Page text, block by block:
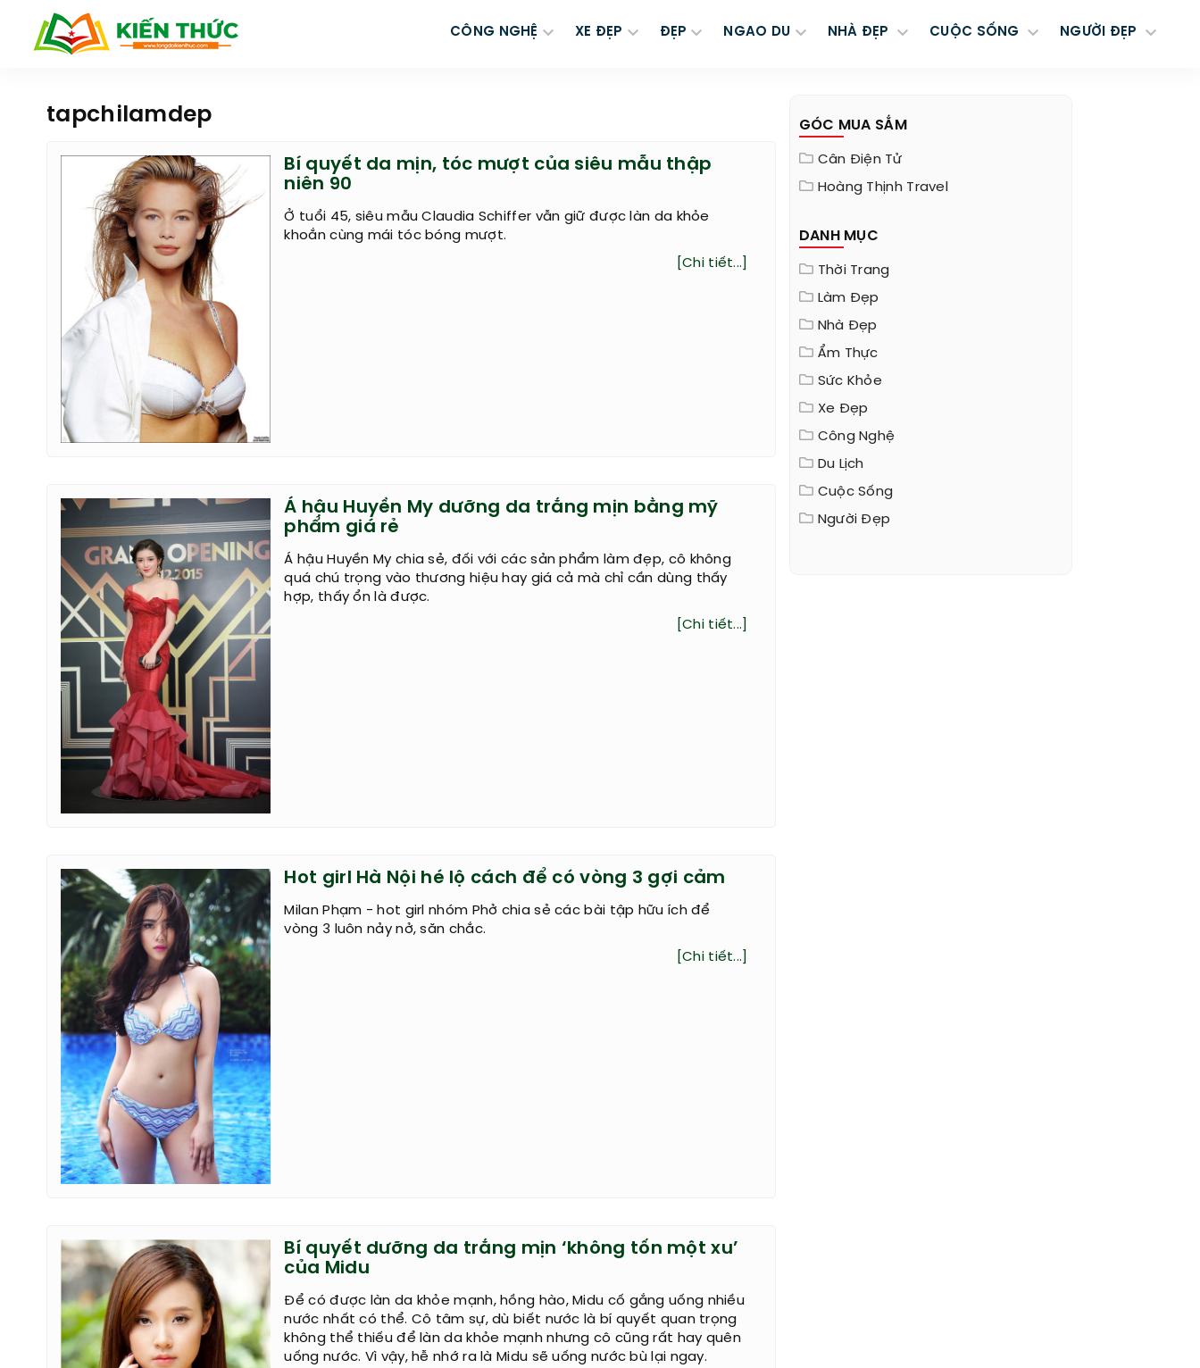
CÔNG NGHỆ XE ĐẸP ĐẸP NGAO DU NHÀ ĐẸP CUỘC SỐNG NGƯỜI ĐẸP
tapchilamdep
Bí quyết da mịn, tóc mượt của siêu mẫu thập
niên 90
Ở tuổi 45, siêu mẫu Claudia Schiffer vẫn giữ được làn da khỏe
khoắn cùng mái tóc bóng mượt.
[Chi tiết...]
Á hậu Huyền My dưỡng da trắng mịn bằng mỹ
phẩm giá rẻ
Á hậu Huyền My chia sẻ, đối với các sản phẩm làm đẹp, cô không
quá chú trọng vào thương hiệu hay giá cả mà chỉ cần dùng thấy
hợp, thấy ổn là được.
[Chi tiết...]
Hot girl Hà Nội hé lộ cách để có vòng 3 gợi cảm
Milan Phạm - hot girl nhóm Phở chia sẻ các bài tập hữu ích để
vòng 3 luôn nảy nở, săn chắc.
[Chi tiết...]
Bí quyết dưỡng da trắng mịn ‘không tốn một xu’
của Midu
Để có được làn da khỏe mạnh, hồng hào, Midu cố gắng uống nhiều
nước nhất có thể. Cô tâm sự, dù biết nước là bí quyết quan trọng
không thể thiếu để làn da khỏe mạnh nhưng cô cũng rất hay quên
uống nước. Vì vậy, hễ nhớ ra là Midu sẽ uống nước bù lại ngay.
GÓC MUA SẮM
Cân Điện Tử
Hoàng Thịnh Travel
DANH MỤC
Thời Trang
Làm Đẹp
Nhà Đẹp
Ẩm Thực
Sức Khỏe
Xe Đẹp
Công Nghệ
Du Lịch
Cuộc Sống
Người Đẹp